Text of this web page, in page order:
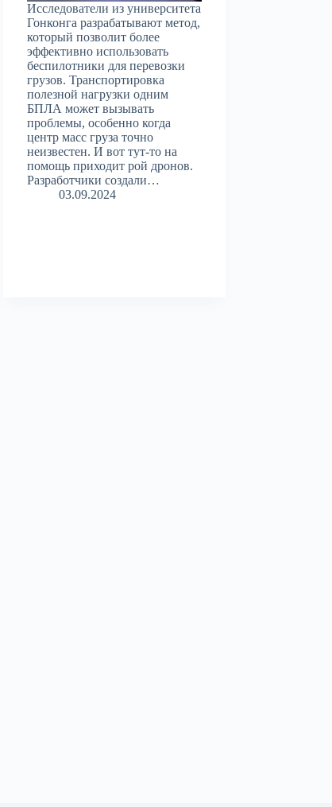
Исследователи из университета
Гонконга разрабатывают метод,
который позволит более
эффективно использовать
беспилотники для перевозки
грузов. Транспортировка
полезной нагрузки одним
БПЛА может вызывать
проблемы, особенно когда
центр масс груза точно
неизвестен. И вот тут-то на
помощь приходит рой дронов.
Разработчики создали…
03.09.2024